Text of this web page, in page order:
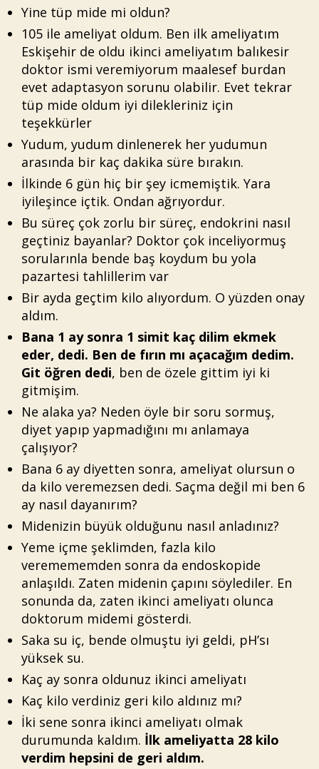
Yine tüp mide mi oldun?
105 ile ameliyat oldum. Ben ilk ameliyatım
Eskişehir de oldu ikinci ameliyatım balıkesir
doktor ismi veremiyorum maalesef burdan
evet adaptasyon sorunu olabilir. Evet tekrar
tüp mide oldum iyi dilekleriniz için
teşekkürler
Yudum, yudum dinlenerek her yudumun
arasında bir kaç dakika süre bırakın.
İlkinde 6 gün hiç bir şey icmemiştik. Yara
iyileşince içtik. Ondan ağrıyordur.
Bu süreç çok zorlu bir süreç, endokrini nasıl
geçtiniz bayanlar? Doktor çok inceliyormuş
sorularınla bende baş koydum bu yola
pazartesi tahlillerim var
Bir ayda geçtim kilo alıyordum. O yüzden onay
aldım.
Bana 1 ay sonra 1 simit kaç dilim ekmek
eder, dedi. Ben de fırın mı açacağım dedim.
Git öğren dedi, ben de özele gittim iyi ki
gitmişim.
Ne alaka ya? Neden öyle bir soru sormuş,
diyet yapıp yapmadığını mı anlamaya
çalışıyor?
Bana 6 ay diyetten sonra, ameliyat olursun o
da kilo veremezsen dedi. Saçma değil mi ben 6
ay nasıl dayanırım?
Midenizin büyük olduğunu nasıl anladınız?
Yeme içme şeklimden, fazla kilo
veremememden sonra da endoskopide
anlaşıldı. Zaten midenin çapını söylediler. En
sonunda da, zaten ikinci ameliyatı olunca
doktorum midemi gösterdi.
Saka su iç, bende olmuştu iyi geldi, pH’sı
yüksek su.
Kaç ay sonra oldunuz ikinci ameliyatı
Kaç kilo verdiniz geri kilo aldınız mı?
İki sene sonra ikinci ameliyatı olmak
durumunda kaldım. İlk ameliyatta 28 kilo
verdim hepsini de geri aldım.